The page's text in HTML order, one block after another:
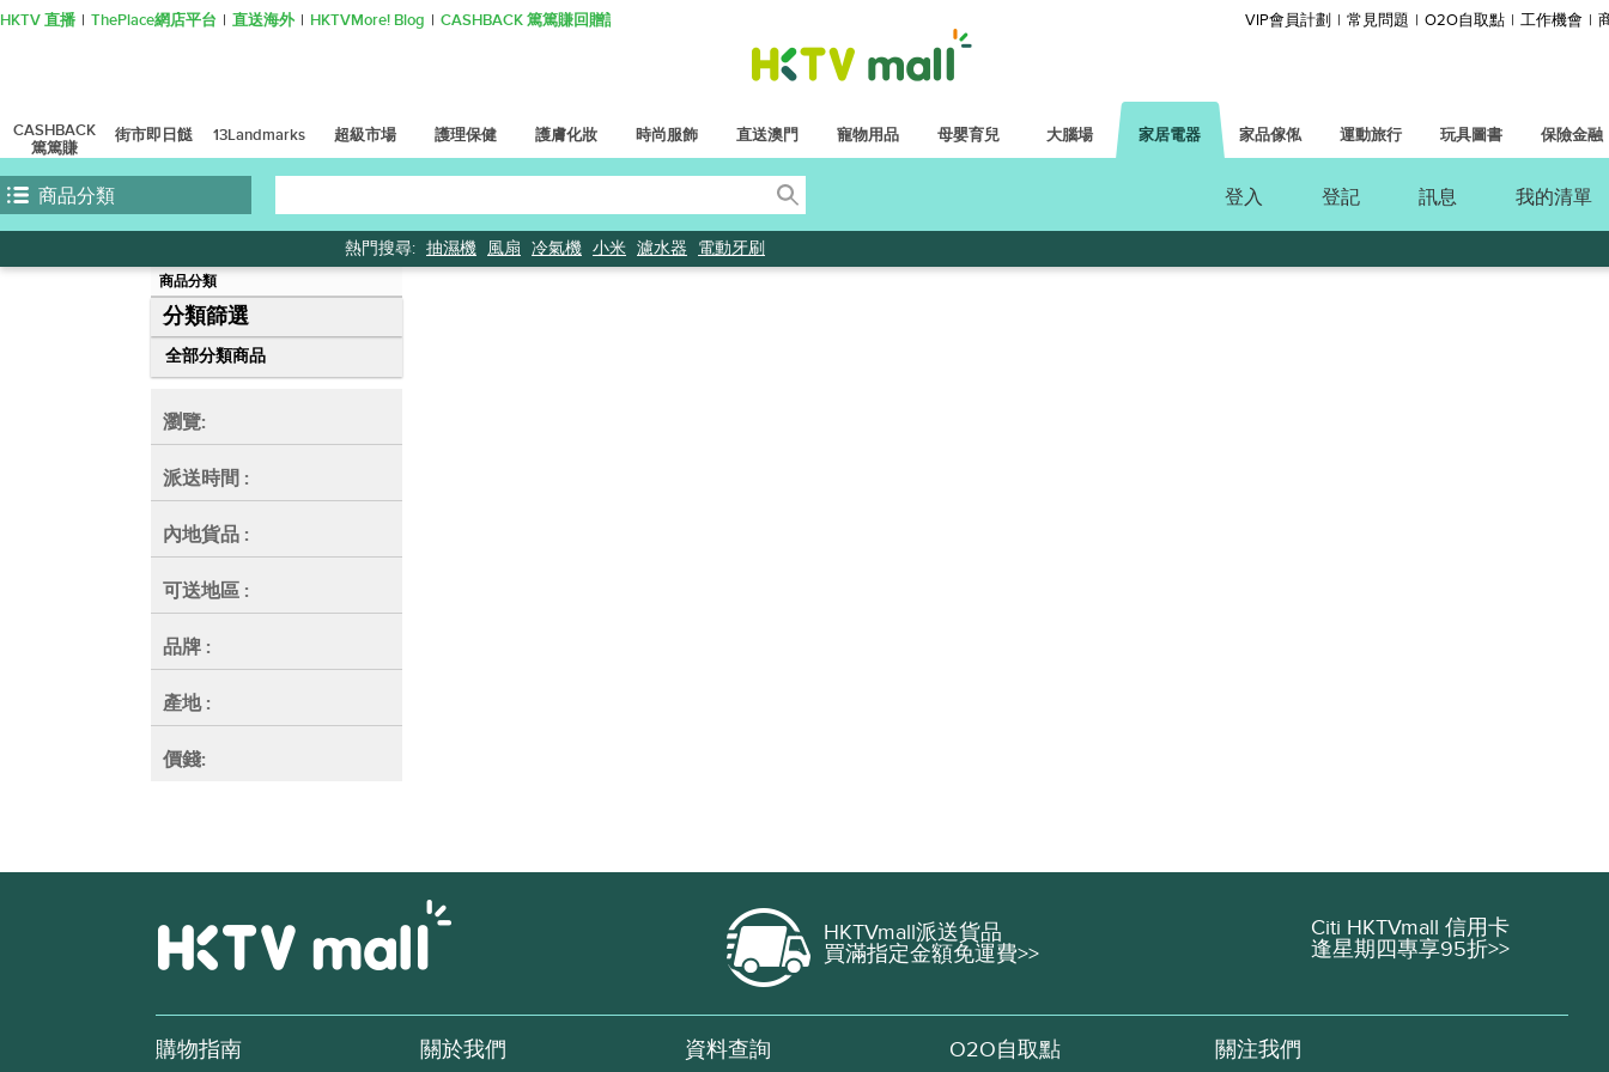
HKTV 直播 ThePlace網店平台 直送海外 HKTVMore! Blog CASHBACK 篤篤賺回贈計劃 VIP會員計劃 常見問題 O2O自取點 工作機會
CASHBACK
篤篤賺
街市即日餸 13Landmarks 超級市場 護理保健 護膚化妝 時尚服飾 直送澳門 寵物用品 母嬰育兒 大腦場 家居電器 家品傢俬 運動旅行 玩具圖書 保險金融
商品分類 登入 登記 訊息 我的清單
熱門搜尋: 抽濕機 風扇 冷氣機 小米 濾水器 電動牙刷
商品分類
分類篩選
全部分類商品
瀏覽:
派送時間 :
內地貨品 :
可送地區 :
品牌 :
產地 :
價錢:
HKTVmall派送貨品
買滿指定金額免運費>>
Citi HKTVmall 信用卡
逢星期四專享95折>>
購物指南 關於我們 資料查詢 O2O自取點 關注我們